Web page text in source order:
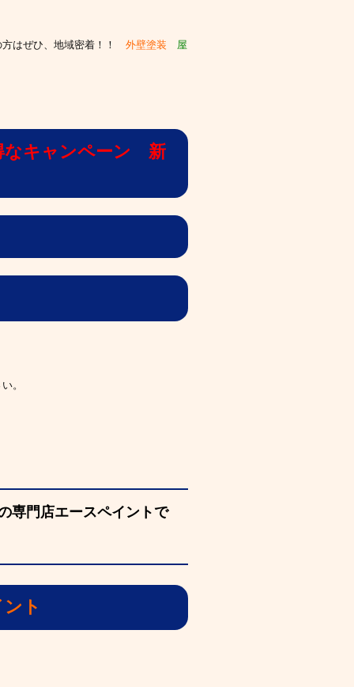
はぜひ、 地域密着！！ 外壁塗装 屋
キャンペーン 新
。
専門店エースペイントで
ト